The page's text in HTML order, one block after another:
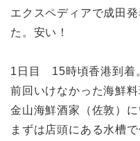
エクスペディアで成田
た。安い！
1日目 15時頃香港到着
前回いけなかった海鮮料
金山海鮮酒家（佐敦）に
まずは店頭にある水槽